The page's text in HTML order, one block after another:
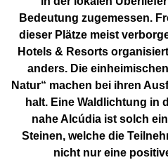
Bedeutung zugemessen.
dieser Plätze meist
Hotels & Resorts
anders. Die
Natur“ machen bei ihren
halt. Eine Waldlichtung in
nahe Alcúdia ist solch
Steinen, welche die
nicht nur eine